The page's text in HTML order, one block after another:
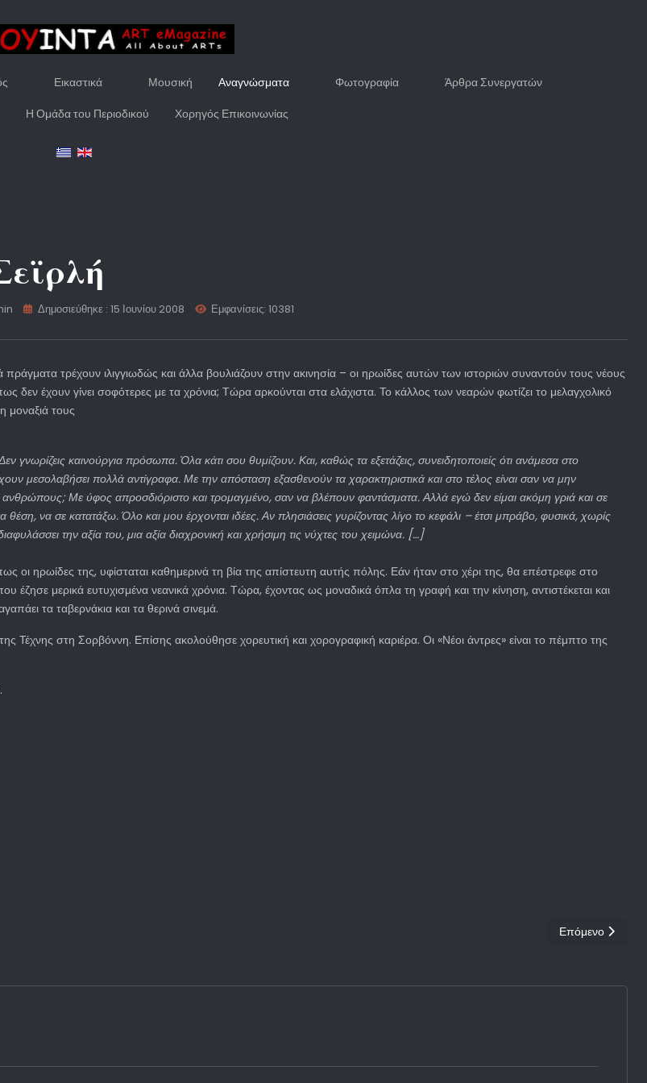
Εικαστικά Μουσική Αναγνώσματα Φωτογραφία Άρθρα Συνεργατών
Η Ομάδα του Περιοδικού Χορηγός Επικοινωνίας
Δημοσιεύθηκε : 15 Ιουνίου 2008 Εμφανίσεις: 10381
τρέχουν ιλιγγιωδώς και άλλα βουλιάζουν στην ακινησία – οι ηρωίδες αυτών των ιστοριών συναντούν τους νέους
δεν έχουν γίνει σοφότερες με τα χρόνια; Τώρα αρκούνται στα ελάχιστα. Το κάλλος των νεαρών φωτίζει το μελαγχολικό
μοναξιά τους
γνωρίζεις καινούργια πρόσωπα. Όλα κάτι σου θυμίζουν. Και, καθώς τα εξετάζεις, συνειδητοποιείς ότι ανάμεσα στο
μεσολαβήσει πολλά αντίγραφα. Με την απόσταση εξασθενούν τα χαρακτηριστικά και στο τέλος είναι σαν να μην
ανθρώπους; Με ύφος απροσδιόριστο και τρομαγμένο, σαν να βλέπουν φαντάσματα. Αλλά εγώ δεν είμαι ακόμη γριά και σε
να σε κατατάξω. Όλο και μου έρχονται ιδέες. Αν πλησιάσεις γυρίζοντας λίγο το κεφάλι – έτσι μπράβο, φυσικά, χωρίς
την αξία του, μια αξία διαχρονική και χρήσιμη τις νύχτες του χειμώνα. […]
οι ηρωίδες της, υφίσταται καθημερινά τη βία της απίστευτη αυτής πόλης. Εάν ήταν στο χέρι της, θα επέστρεφε στο
έζησε μερικά ευτυχισμένα νεανικά χρόνια. Τώρα, έχοντας ως μοναδικά όπλα τη γραφή και την κίνηση, αντιστέκεται και
τα ταβερνάκια και τα θερινά σινεμά.
Τέχνης στη Σορβόννη. Επίσης ακολούθησε χορευτική και χορογραφική καριέρα. Οι «Νέοι άντρες» είναι το πέμπτο της
Επόμενο άρθρο:
Επόμενο